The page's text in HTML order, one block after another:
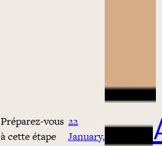
Préparez-vous
à cette étape
22
January,